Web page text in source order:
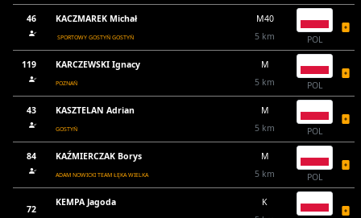
46 KACZMAREK Michał
SPORTOWY GOSTYŃ GOSTYŃ
M40
5 km
POL
119 KARCZEWSKI Ignacy
POZNAŃ
M
5 km
POL
43 KASZTELAN Adrian
GOSTYŃ
M
5 km
POL
84 KAŹMIERCZAK Borys
ADAM NOWICKI TEAM ŁĘKA WIELKA
M
5 km
POL
72
KEMPA Jagoda
K